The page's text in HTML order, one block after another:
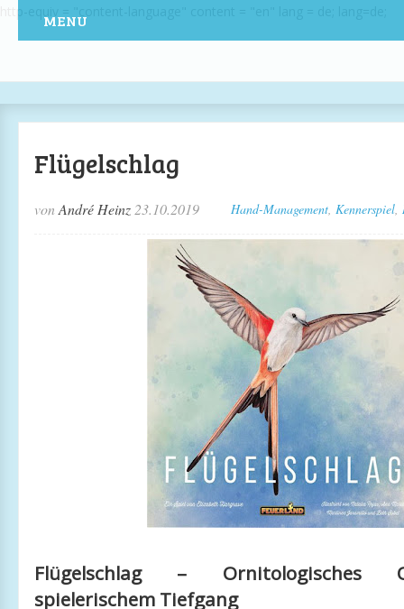
MENU
Flügelschlag
vonAndré Heinz 23.10.2019 Hand-Management, Kennerspiel,
Flügelschlag – Ornitologisches
spielerischem Tiefgang